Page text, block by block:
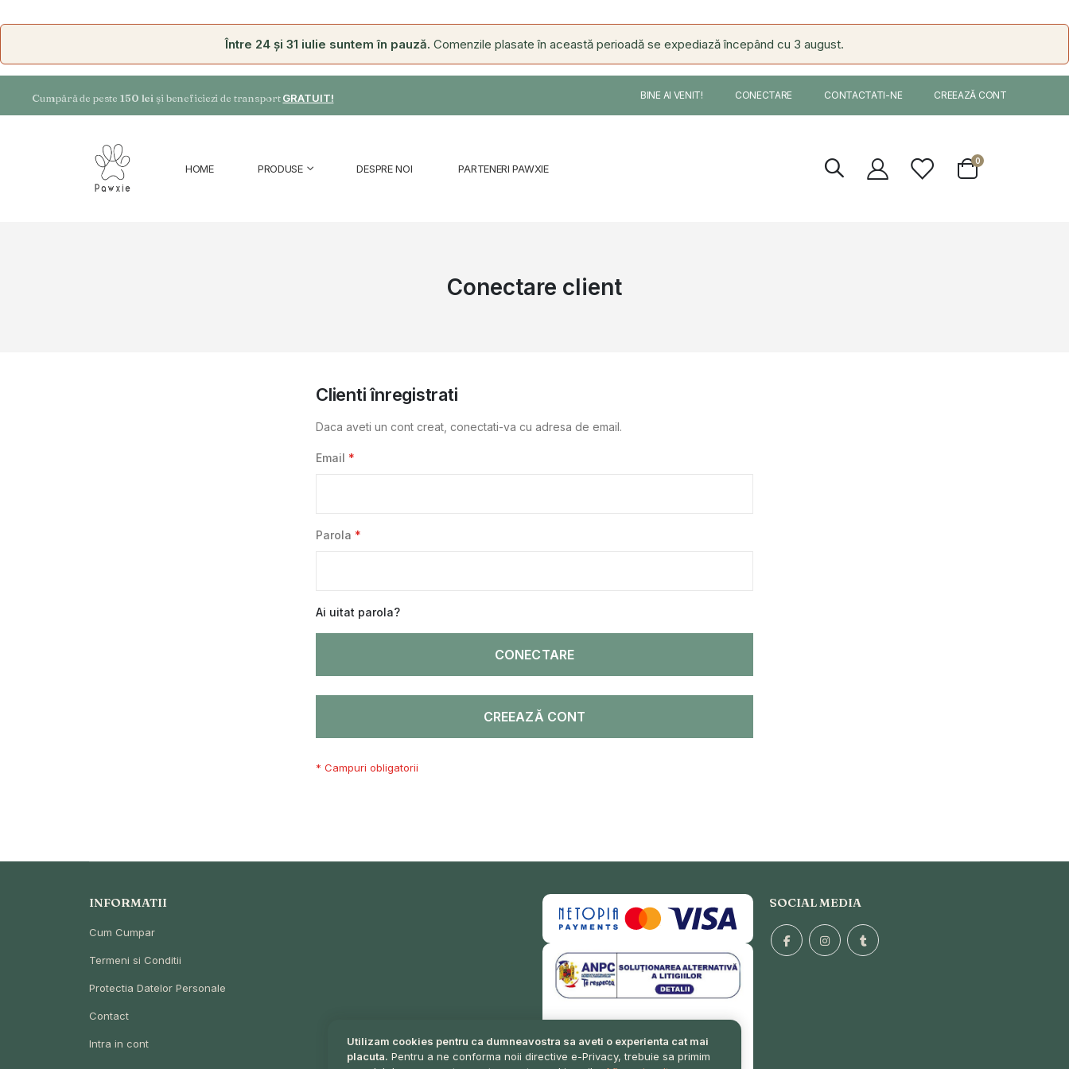
Utilizam cookies pentru ca dumneavostra sa aveti o experienta cat mai
placuta. Pentru a ne conforma noii directive e-Privacy, trebuie sa primim
Între 24 și 31 iulie suntem în pauză. Comenzile plasate în această perioadă se expediază începând cu 3 august.
Cumpără de peste150 leişi beneficiezi de transportGRATUIT! BINE AI VENIT! CONECTARE CONTACTATI-NE CREEAZĂ CONT
HOME PRODUSE DESPRE NOI PARTENERI PAWXIE
Cart
0articole
Conectare client
Clienti înregistrati
Daca aveti un cont creat, conectati-va cu adresa de email.
Email
Parola
Ai uitat parola?
CONECTARE
CREEAZĂ CONT
INFORMATII
Cum Cumpar
Termeni si Conditii
Protectia Datelor Personale
Contact
Intra in cont
SOCIAL MEDIA